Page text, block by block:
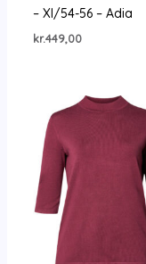
– Xl/54-56 – Adia
kr.449,00